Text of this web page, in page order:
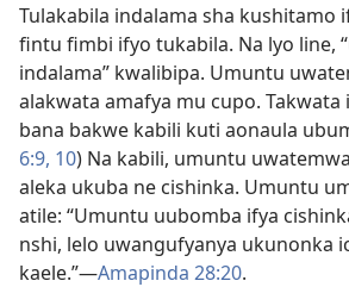
Tulakabila indalama sha kushitamo
fintu fimbi ifyo tukabila. Na lyo line,
indalama” kwalibipa. Umuntu
alakwata amafya mu cupo. Takwata
bana bakwe kabili kuti aonaula
6:9, 10) Na kabili, umuntu
aleka ukuba ne cishinka. Umuntu
atile: “Umuntu uubomba ifya
nshi, lelo uwangufyanya ukunonka
kaele.”—Amapinda 28:20.